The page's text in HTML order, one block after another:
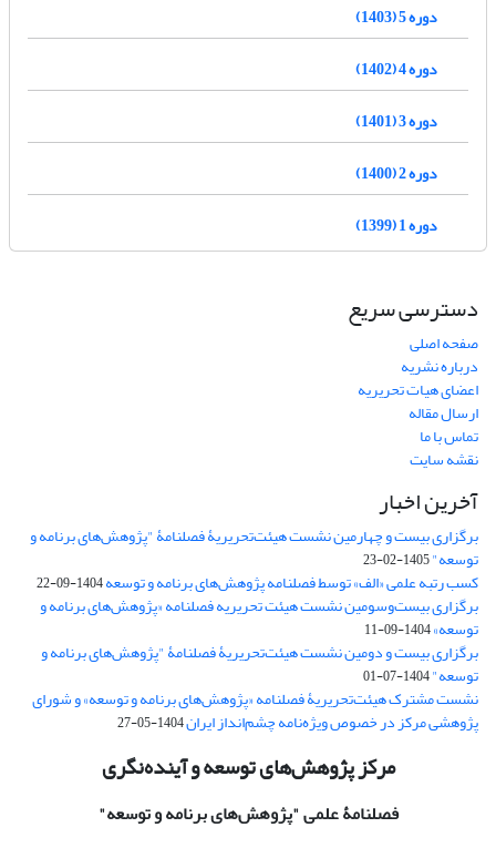
دوره 5 (1403)
دوره 4 (1402)
دوره 3 (1401)
دوره 2 (1400)
دوره 1 (1399)
دسترسی سریع
صفحه اصلی
درباره نشریه
اعضای هیات تحریریه
ارسال مقاله
تماس با ما
نقشه سایت
آخرین اخبار
برگزاری بیست و چهارمین نشست هیئت‌تحریریۀ فصلنامۀ "پژوهش‌های برنامه و
توسعه"1405-02-23
کسب رتبه علمی «الف» توسط فصلنامه پژوهش‌های برنامه و توسعه1404-09-22
برگزاری بیست‌وسومین نشست هیئت‌ تحریریه فصلنامه «پژوهش‌های برنامه و
توسعه»1404-09-11
برگزاری بیست و دومین نشست هیئت‌تحریریۀ فصلنامۀ "پژوهش‌های برنامه و
توسعه"1404-07-01
نشست مشترک هیئت‌تحریریۀ فصلنامه «پژوهش‌های برنامه و توسعه» و شورای
پژوهشی مرکز در خصوص ویژه‌نامه چشم‌انداز ایران1404-05-27
مرکز پژوهش‌های توسعه و آینده‌نگری
فصلنامۀ علمی"پژوهش‌های برنامه و توسعه"